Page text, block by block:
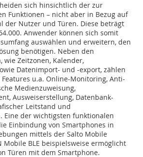
sich hinsichtlich der zur
Funktionen – nicht aber in Bezug auf
der Nutzer und Türen. Diese beträgt
Anwender können sich somit
auswählen und erweitern, den
benötigen. Neben den
wie Zeitzonen, Kalender,
Datenimport- und -export, zählen
u.a. Online-Monitoring, Anti-
Medienzuweisung,
Ausweiserstellung, Datenbank-
Leitstand und
Eine der wichtigsten funktionalen
Einbindung von Smartphones in
mittels der Salto Mobile
Mobile BLE beispielsweise ermöglicht
Türen mit dem Smartphone.